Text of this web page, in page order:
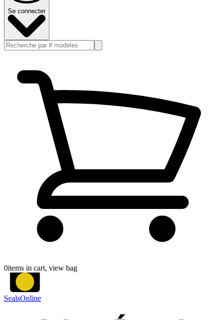
Se connecter
0items in cart, view bag
SealsOnline